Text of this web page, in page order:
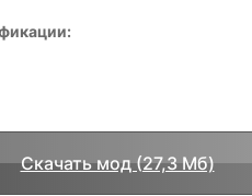
Скачать мод (27,3 Мб)